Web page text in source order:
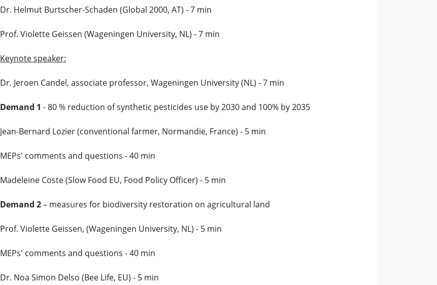
Dr. Helmut Burtscher-Schaden (Global 2000, AT) - 7 min
Prof. Violette Geissen (Wageningen University, NL) - 7 min
Keynote speaker:
Dr. Jeroen Candel, associate professor, Wageningen University (NL) - 7 min
Demand 1 - 80 % reduction of synthetic pesticides use by 2030 and 100% by 2035
Jean-Bernard Lozier (conventional farmer, Normandie, France) - 5 min
MEPs' comments and questions - 40 min
Madeleine Coste (Slow Food EU, Food Policy Officer) - 5 min
Demand 2– measures for biodiversity restoration on agricultural land
Prof. Violette Geissen, (Wageningen University, NL) - 5 min
MEPs' comments and questions - 40 min
Dr. Noa Simon Delso (Bee Life, EU) - 5 min